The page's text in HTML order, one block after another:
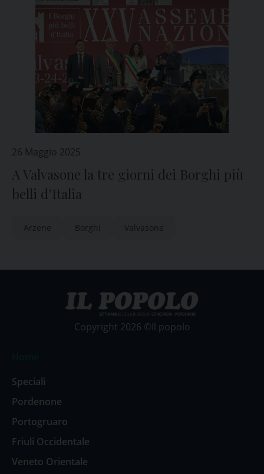
26 Maggio 2025
A Valvasone la tre giorni dei Borghi più
belli d’Italia
Arzene Borghi Valvasone
Copyright 2026 ©Il popolo
Speciali
Pordenone
Portogruaro
Friuli Occidentale
Veneto Orientale